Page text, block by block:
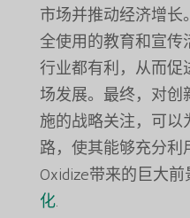
市场并推动经济增长
全使用的教育和宣传
行业都有利，从而促
场发展。最终，对创
施的战略关注，可以
路，使其能够充分利
Oxidize带来的巨大前
化.